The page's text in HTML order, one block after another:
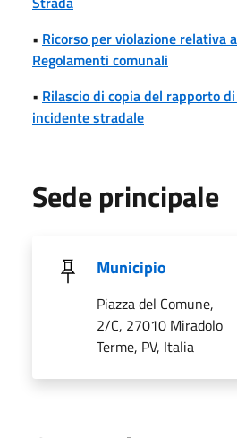
• Ricorso per violazione relativa
Regolamenti comunali
• Rilascio di copia del rapporto
incidente stradale
Sede principale
Municipio
Piazza del Comune,
2/C, 27010 Miradolo
Terme, PV, Italia